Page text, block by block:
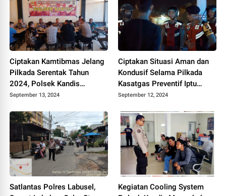
Ciptakan Kamtibmas Jelang
Pilkada Serentak Tahun
2024, Polsek Kandis
Intensifkan Program Jum'at
September 13, 2024
Ciptakan Situasi Aman dan
Kondusif Selama Pilkada
Kasatgas Preventif Iptu
Alfajri Pimpin Patroli Blue
September 12, 2024
Satlantas Polres Labusel,
Kegiatan Cooling System